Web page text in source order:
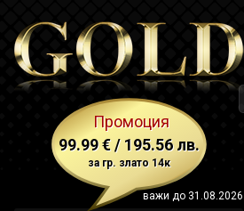
Промоция
99.99 € / 195.56 лв.
за гр. злато 14к
важи до 31.08.2026